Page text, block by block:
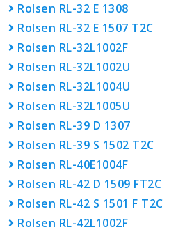
Rolsen RL-32 E 1308
Rolsen RL-32 E 1507 T2C
Rolsen RL-32L1002F
Rolsen RL-32L1002U
Rolsen RL-32L1004U
Rolsen RL-32L1005U
Rolsen RL-39 D 1307
Rolsen RL-39 S 1502 T2C
Rolsen RL-40E1004F
Rolsen RL-42 D 1509 FT2C
Rolsen RL-42 S 1501 F T2C
Rolsen RL-42L1002F